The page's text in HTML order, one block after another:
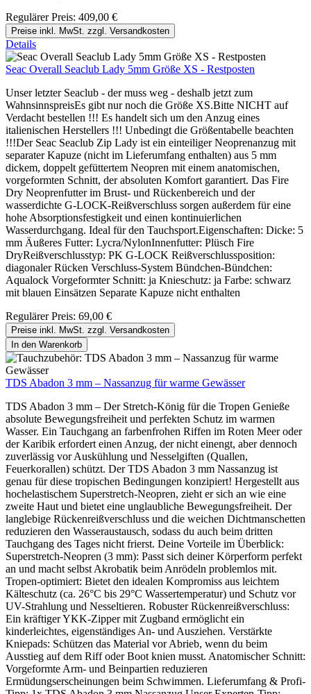
Regulärer Preis: 409,00 €
Preise inkl. MwSt. zzgl. Versandkosten
Details
Seac Overall Seaclub Lady 5mm Größe XS - Restposten
Unser letzter Seaclub - der muss weg - deshalb jetzt zum
WahnsinnspreisEs gibt nur noch die Größe XS.Bitte NICHT auf
Verdacht bestellen !!! Es handelt sich um den Anzug eines
italienischen Herstellers !!! Unbedingt die Größentabelle beachten
!!!Der Seac Seaclub Zip Lady ist ein einteiliger Neoprenanzug mit
separater Kapuze (nicht im Lieferumfang enthalten) aus 5 mm
dickem, doppelt gefüttertem Neopren mit einem anatomischen,
vorgeformten Schnitt, der absoluten Komfort garantiert. Das Fire
Dry Neoprenfutter im Brust- und Rückenbereich und der
wasserdichte G-LOCK-Reißverschluss sorgen außerdem für eine
hohe Absorptionsfestigkeit und einen kontinuierlichen
Wasserdurchgang. Ideal für den Tauchsport.Eigenschaften: Dicke: 5
mm Äußeres Futter: Lycra/NylonInnenfutter: Plüsch Fire
DryReißverschlusstyp: PK G-LOCK Reißverschlussposition:
diagonaler Rücken Verschluss-System Bündchen-Bündchen:
Aqualock Vorgeformter Schnitt: ja Knieschutz: ja Farbe: schwarz
mit blauen Einsätzen Separate Kapuze nicht enthalten
Regulärer Preis: 69,00 €
Preise inkl. MwSt. zzgl. Versandkosten
In den Warenkorb
TDS Abadon 3 mm – Nassanzug für warme Gewässer
TDS Abadon 3 mm – Der Stretch-König für die Tropen Genieße
absolute Bewegungsfreiheit und perfekten Schutz im warmen
Wasser. Ein Tauchgang an farbenfrohen Riffen im Roten Meer oder
der Karibik erfordert einen Anzug, der nicht einengt, aber dennoch
zuverlässig vor Auskühlung und Nesselgiften (Quallen,
Feuerkorallen) schützt. Der TDS Abadon 3 mm Nassanzug ist
genau für diese tropischen Bedingungen konzipiert! Hergestellt aus
hochelastischem Superstretch-Neopren, zieht er sich an wie eine
zweite Haut und bietet eine unglaubliche Bewegungsfreiheit. Der
langlebige Rückenreißverschluss und die weichen Dichtmanschetten
reduzieren den Wasseraustausch, sodass du auch beim dritten
Tauchgang des Tages nicht frierst. Deine Vorteile im Überblick:
Superstretch-Neopren (3 mm): Passt sich deiner Körperform perfekt
an und macht selbst Akrobatik beim Anrödeln problemlos mit.
Tropen-optimiert: Bietet den idealen Kompromiss aus leichtem
Kälteschutz (ca. 26°C bis 29°C Wassertemperatur) und Schutz vor
UV-Strahlung und Nesseltieren. Robuster Rückenreißverschluss:
Ein kräftiger YKK-Zipper mit Zugband ermöglicht ein
kinderleichtes, eigenständiges An- und Ausziehen. Verstärkte
Kniepads: Schützen das Material vor Abrieb, wenn du beim
Ausstieg auf dem Riff oder Boot knien musst. Anatomischer Schnitt:
Vorgeformte Arm- und Beinpartien reduzieren
Ermüdungserscheinungen beim Schwimmen. Lieferumfang & Profi-